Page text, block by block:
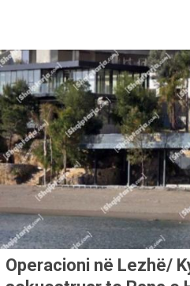
Operacioni në Lezhë/